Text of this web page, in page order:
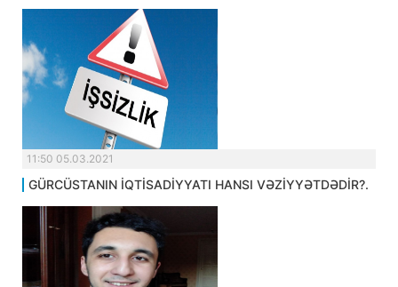
11:50 05.03.2021
GÜRCÜSTANIN İQTİSADİYYATI HANSI VƏZİYYƏTDƏDİR?.